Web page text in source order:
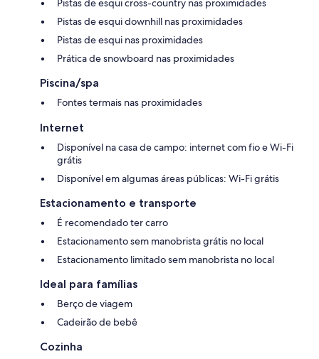
Pistas de esqui cross-country nas proximidades
Pistas de esqui downhill nas proximidades
Pistas de esqui nas proximidades
Prática de snowboard nas proximidades
Piscina/spa
Fontes termais nas proximidades
Internet
Disponível na casa de campo: internet com fio e Wi-Fi
grátis
Disponível em algumas áreas públicas: Wi-Fi grátis
Estacionamento e transporte
É recomendado ter carro
Estacionamento sem manobrista grátis no local
Estacionamento limitado sem manobrista no local
Ideal para famílias
Berço de viagem
Cadeirão de bebê
Cozinha